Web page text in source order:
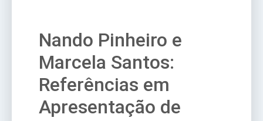
Nando Pinheiro e
Marcela Santos:
Referências em
Apresentação de